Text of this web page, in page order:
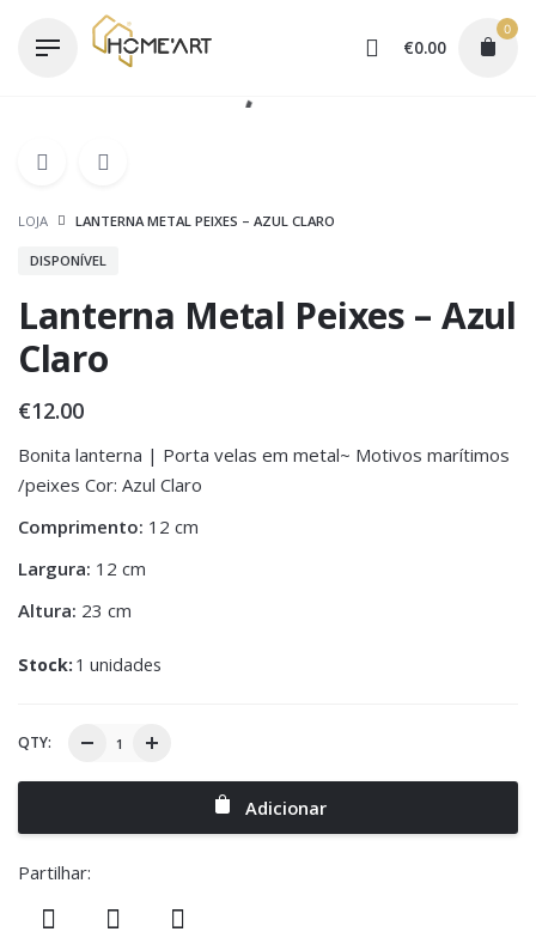
€0.00
0
LOJA LANTERNA METAL PEIXES – AZUL CLARO
DISPONÍVEL
Lanterna Metal Peixes – Azul
Claro
€12.00
Bonita lanterna | Porta velas em metal~ Motivos marítimos
/peixes Cor: Azul Claro
Comprimento: 12 cm
Largura: 12 cm
Altura: 23 cm
Stock: 1 unidades
QTY:
Adicionar
Partilhar: